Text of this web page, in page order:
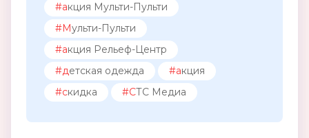
#акция Мульти-Пульти
#Мульти-Пульти
#акция Рельеф-Центр
#детская одежда
#акция
#скидка
#СТС Медиа